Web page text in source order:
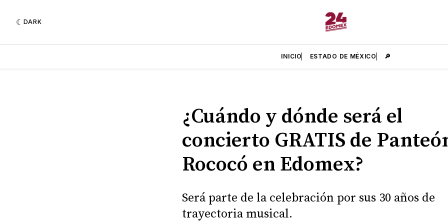
DARK
INICIO ESTADO DE MÉXICO 🔎
¿Cuándo y dónde será el
concierto GRATIS de
Rococó en Edomex?
Será parte de la celebración por sus 30 años de
trayectoria musical.